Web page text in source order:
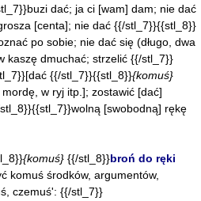
dać; ja ci [wam] dam; nie dać
[centa]; nie dać {{/stl_7}}{{stl_8}}
po sobie; nie dać się (długo, dwa
kaszę dmuchać; strzelić {{/stl_7}}
{{/stl_7}}{{stl_8}}{komuś}
w ryj itp.]; zostawić [dać]
[swobodną] rękę
{komuś} {{/stl_8}}broń do ręki
komuś środków, argumentów,
czemuś': {{/stl_7}}